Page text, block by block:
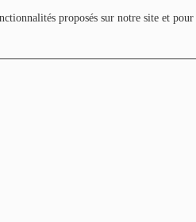
proposés sur notre site et pour